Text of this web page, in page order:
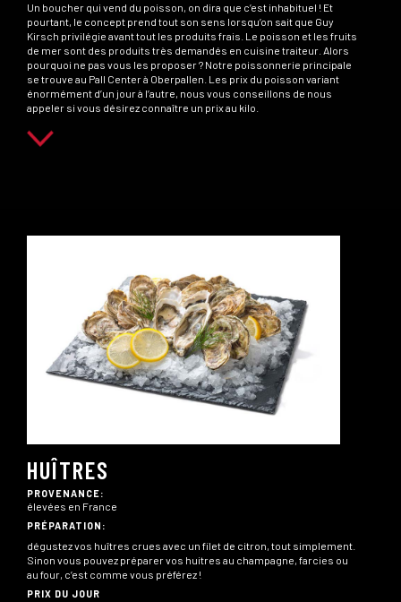
Un boucher qui vend du poisson, on dira que c’est inhabituel ! Et
pourtant, le concept prend tout son sens lorsqu’on sait que Guy
Kirsch privilégie avant tout les produits frais. Le poisson et les fruits
de mer sont des produits très demandés en cuisine traiteur. Alors
pourquoi ne pas vous les proposer ? Notre poissonnerie principale
se trouve au Pall Center à Oberpallen. Les prix du poisson variant
énormément d’un jour à l’autre, nous vous conseillons de nous
appeler si vous désirez connaître un prix au kilo.
HUÎTRES
PROVENANCE:
élevées en France
PRÉPARATION:
dégustez vos huîtres crues avec un filet de citron, tout simplement.
Sinon vous pouvez préparer vos huitres au champagne, farcies ou
au four, c’est comme vous préférez !
PRIX DU JOUR